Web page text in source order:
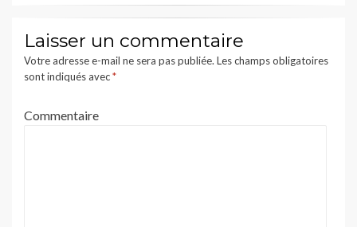
Laisser un commentaire
Votre adresse e-mail ne sera pas publiée. Les champs obligatoires
sont indiqués avec*
Commentaire